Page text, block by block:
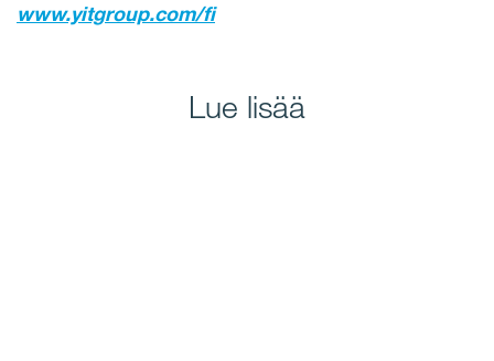
www.yitgroup.com/fi
Lue lisää